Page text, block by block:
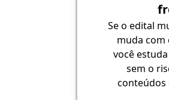
Se o edital
muda com
você
sem o
conteúdos